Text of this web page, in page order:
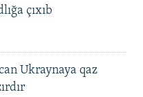
çıxıb
Ukraynaya qaz